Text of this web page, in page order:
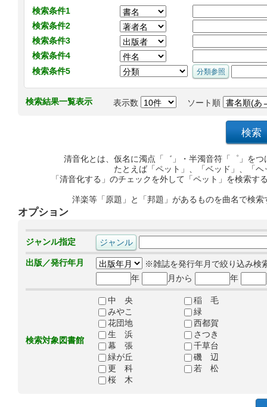
検索条件1
検索条件2
検索条件3
検索条件4
検索条件5
検索結果一覧表示 表示数 ソート順
清音化とは、仮名に濁点「゛」・半濁音符「゜」を
たとえば「ペット」、「ベッド」、「
「清音化する」のチェックを外して「ペット」を検索
洋楽等「原題」と「邦題」があるものを曲名で検
オプション
ジャンル指定
出版／発行年月
※雑誌を発行年月で絞り込み検
年
月から 年
検索対象図書館
中 央
稲 毛
みやこ
緑
花団地
西都賀
生 浜
さつき
幕 張
千草台
緑が丘
磯 辺
更 科
若 松
桜 木